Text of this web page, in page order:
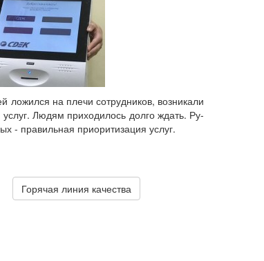
на плечи со­труд­ни­ков, воз­ни­ка­ли
Людям при­хо­ди­лось долго ждать. Ру­
- пра­виль­ная при­о­ри­ти­за­ция услуг.
Го­ря­чая линия ка­че­ства